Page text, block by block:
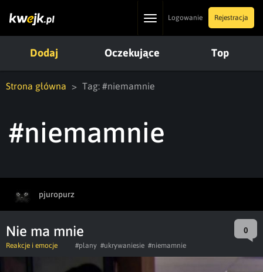
ToggleLogowanie Rejestracja
Dodaj Oczekujące Top
Strona główna Tag: #niemamnie
#niemamnie
pjuropurz
Nie ma mnie 0
Reakcje i emocje #plany #ukrywaniesie #niemamnie